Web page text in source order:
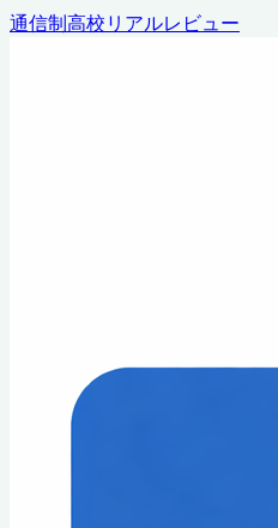
通信制高校リアルレビュー